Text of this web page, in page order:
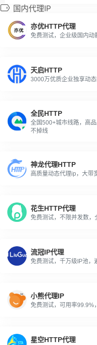
国内代理IP
亦优HTTP代理
免费测试，企业级国内
天启HTTP
3000万优质企业独享动
全民HTTP
全国500+城市线路，高
不掉线
神龙代理HTTP
高质量动态代理ip，大带
花生HTTP代理
免费测试，不限并发数，
流冠IP代理
免费测试，千万级IP池，
小熊代理IP
免费测试，可用率99.9%
星空HTTP代理